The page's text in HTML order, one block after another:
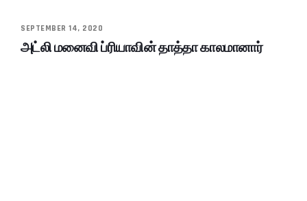
SEPTEMBER 14, 2020
அட்லி மனைவி ப்ரியாவின் தாத்தா காலமானார்